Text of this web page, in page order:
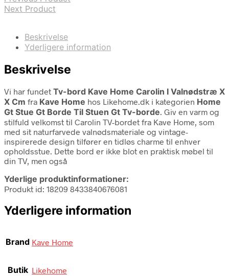
Next Product
Beskrivelse
Yderligere information
Beskrivelse
Vi har fundet Tv-bord Kave Home Carolin I Valnødstræ X
X Cm fra Kave Home hos Likehome.dk i kategorien Home
Gt Stue Gt Borde Til Stuen Gt Tv-borde. Giv en varm og
stilfuld velkomst til Carolin TV-bordet fra Kave Home, som
med sit naturfarvede valnødsmateriale og vintage-
inspirerede design tilfører en tidløs charme til enhver
opholdsstue. Dette bord er ikke blot en praktisk møbel til
din TV, men også
Yderlige produktinformationer:
Produkt id: 18209 8433840676081
Yderligere information
Brand Kave Home
Butik Likehome